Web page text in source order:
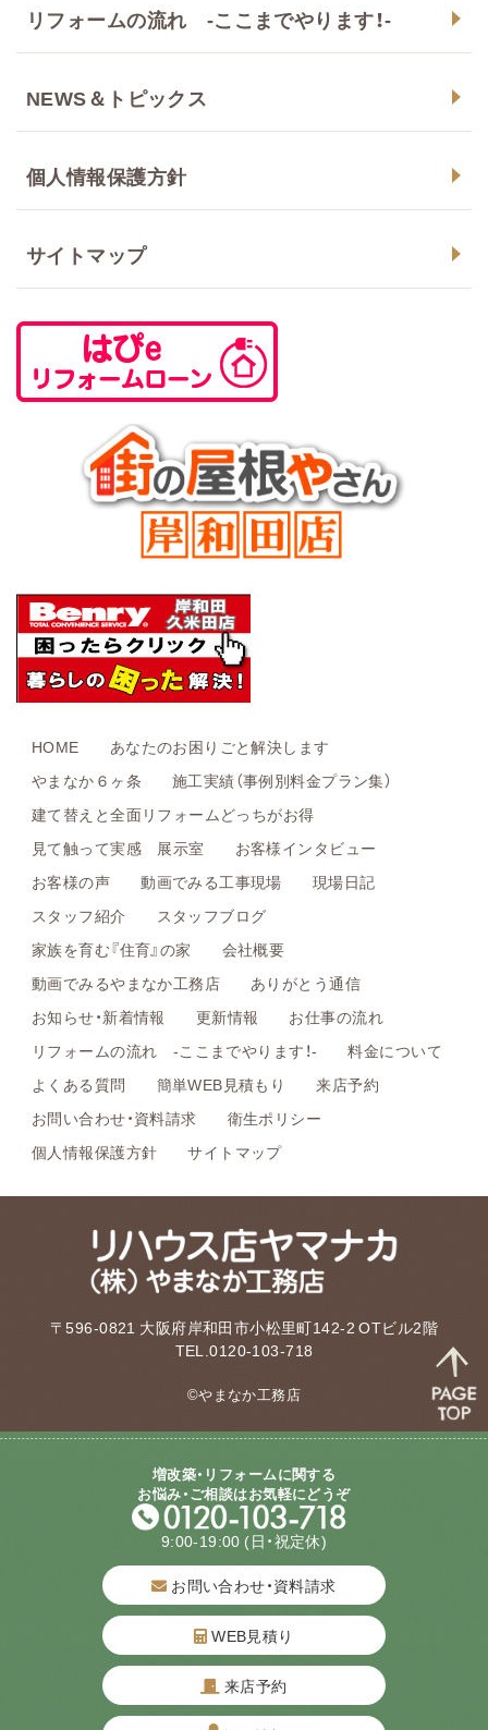
リフォームの流れ -ここまでやります！-
NEWS＆トピックス
個人情報保護方針
サイトマップ
HOME
あなたのお困りごと解決します
やまなか６ヶ条
施工実績（事例別料金プラン集）
建て替えと全面リフォームどっちがお得
見て触って実感 展示室
お客様インタビュー
お客様の声
動画でみる工事現場
現場日記
スタッフ紹介
スタッフブログ
家族を育む『住育』の家
会社概要
動画でみるやまなか工務店
ありがとう通信
お知らせ・新着情報
更新情報
お仕事の流れ
リフォームの流れ -ここまでやります！-
料金について
よくある質問
簡単WEB見積もり
来店予約
お問い合わせ・資料請求
衛生ポリシー
個人情報保護方針
サイトマップ
〒596-0821 大阪府岸和田市小松里町142-2 OTビル2階
TEL.0120-103-718
©やまなか工務店
増改築・リフォームに関する
お悩み・ご相談はお気軽にどうぞ
9:00-19:00 (日・祝定休)
お問い合わせ・資料請求
WEB見積り
来店予約